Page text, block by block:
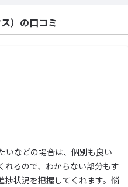
）の口コミ
いなどの場合は、個別も良い
れるので、わからない部分もす
捗状況を把握してくれます。悩